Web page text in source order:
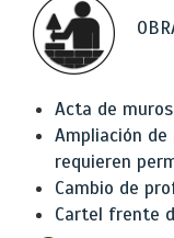
Acta de
Ampliación
requieren
Cambio de
Cartel frente